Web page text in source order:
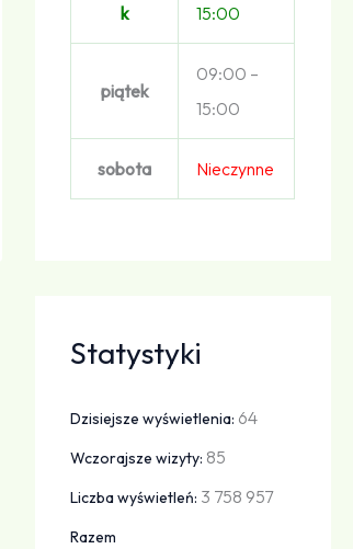
k
15:00
piątek
09:00 –
15:00
sobota Nieczynne
Statystyki
Dzisiejsze wyświetlenia: 64
Wczorajsze wizyty: 85
Liczba wyświetleń: 3 758 957
Razem